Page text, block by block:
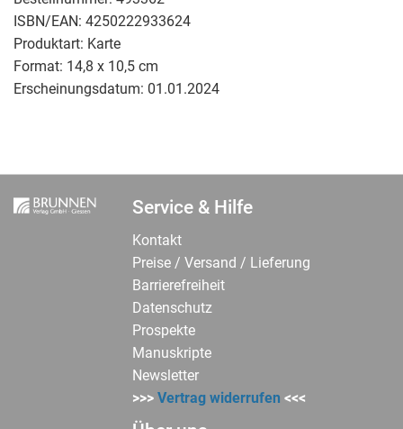
ISBN/EAN: 4250222933624
Produktart: Karte
Format: 14,8 x 10,5 cm
Erscheinungsdatum: 01.01.2024
Service & Hilfe
Kontakt
Preise / Versand / Lieferung
Barrierefreiheit
Datenschutz
Prospekte
Manuskripte
Newsletter
>>>Vertrag widerrufen <<<